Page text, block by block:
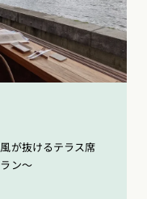
が抜けるテラス席
ン〜